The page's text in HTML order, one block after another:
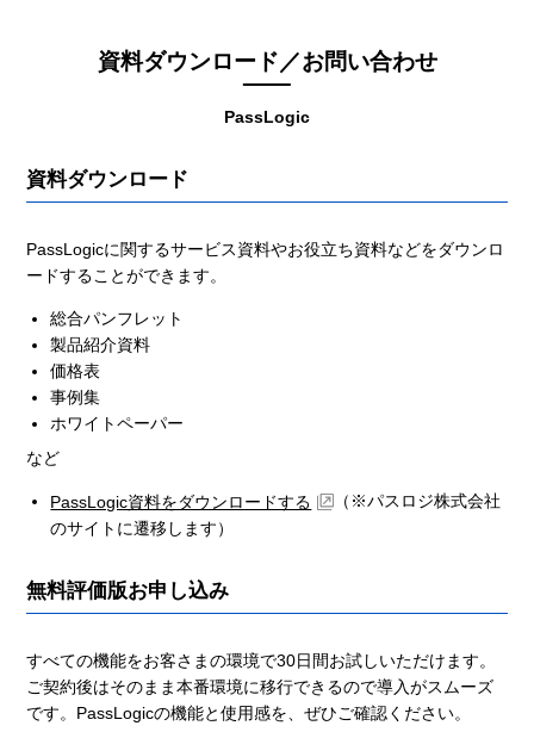
PassLogic
資料ダウンロード／お問い合わせ
資料ダウンロード
PassLogicに関するサービス資料やお役立ち資料などをダウンロ
ードすることができます。
総合パンフレット
製品紹介資料
価格表
事例集
ホワイトペーパー
など
PassLogic資料をダウンロードする
（※パスロジ株式会社
のサイトに遷移します）
無料評価版お申し込み
すべての機能をお客さまの環境で30日間お試しいただけます。
ご契約後はそのまま本番環境に移行できるので導入がスムーズ
です。PassLogicの機能と使用感を、ぜひご確認ください。